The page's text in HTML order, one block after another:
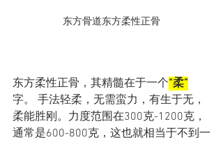
东方骨道东方柔性正骨
东方柔性正骨，其精髓在于一个“柔”
字。 手法轻柔，无需蛮力，有生于无，
柔能胜刚。力度范围在300克-1200克，
通常是600-800克，这也就相当于不到一